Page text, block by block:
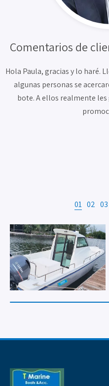
Comentarios de
Hola Paula, gracias y lo haré.
algunas personas se
bote. A ellos realmente
01 02 03